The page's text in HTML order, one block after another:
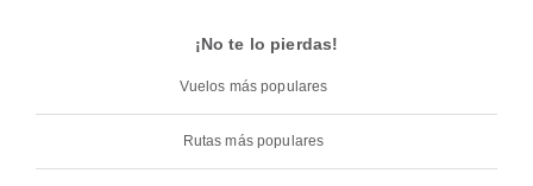
¡No te lo pierdas!
Vuelos más populares
Rutas más populares